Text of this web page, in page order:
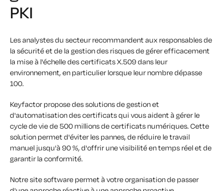
PKI
Les analystes du secteur recommandent aux responsables de
la sécurité et de la gestion des risques de gérer efficacement
la mise à l'échelle des certificats X.509 dans leur
environnement, en particulier lorsque leur nombre dépasse
100.
Keyfactor propose des solutions de gestion et
d'automatisation des certificats qui vous aident à gérer le
cycle de vie de 500 millions de certificats numériques. Cette
solution permet d'éviter les pannes, de réduire le travail
manuel jusqu'à 90 %, d'offrir une visibilité en temps réel et de
garantir la conformité.
Notre site software permet à votre organisation de passer